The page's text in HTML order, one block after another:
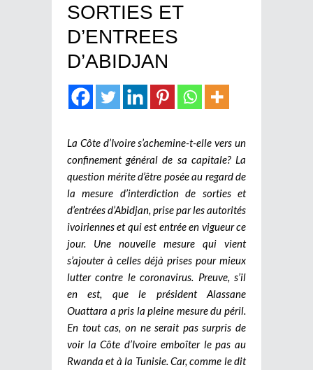
SORTIES ET
D’ENTREES
D’ABIDJAN
La Côte d’Ivoire s’achemine-t-elle vers un
confinement général de sa capitale? La
question mérite d’être posée au regard de
la mesure d’interdiction de sorties et
d’entrées d’Abidjan, prise par les autorités
ivoiriennes et qui est entrée en vigueur ce
jour. Une nouvelle mesure qui vient
s’ajouter à celles déjà prises pour mieux
lutter contre le coronavirus. Preuve, s’il
en est, que le président Alassane
Ouattara a pris la pleine mesure du péril.
En tout cas, on ne serait pas surpris de
voir la Côte d’Ivoire emboîter le pas au
Rwanda et à la Tunisie. Car, comme le dit